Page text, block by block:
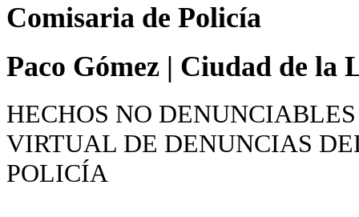
Comisaria de Policía
Paco Gómez | Ciudad de la
HECHOS NO
VIRTUAL DE DENUNCIAS
POLICÍA